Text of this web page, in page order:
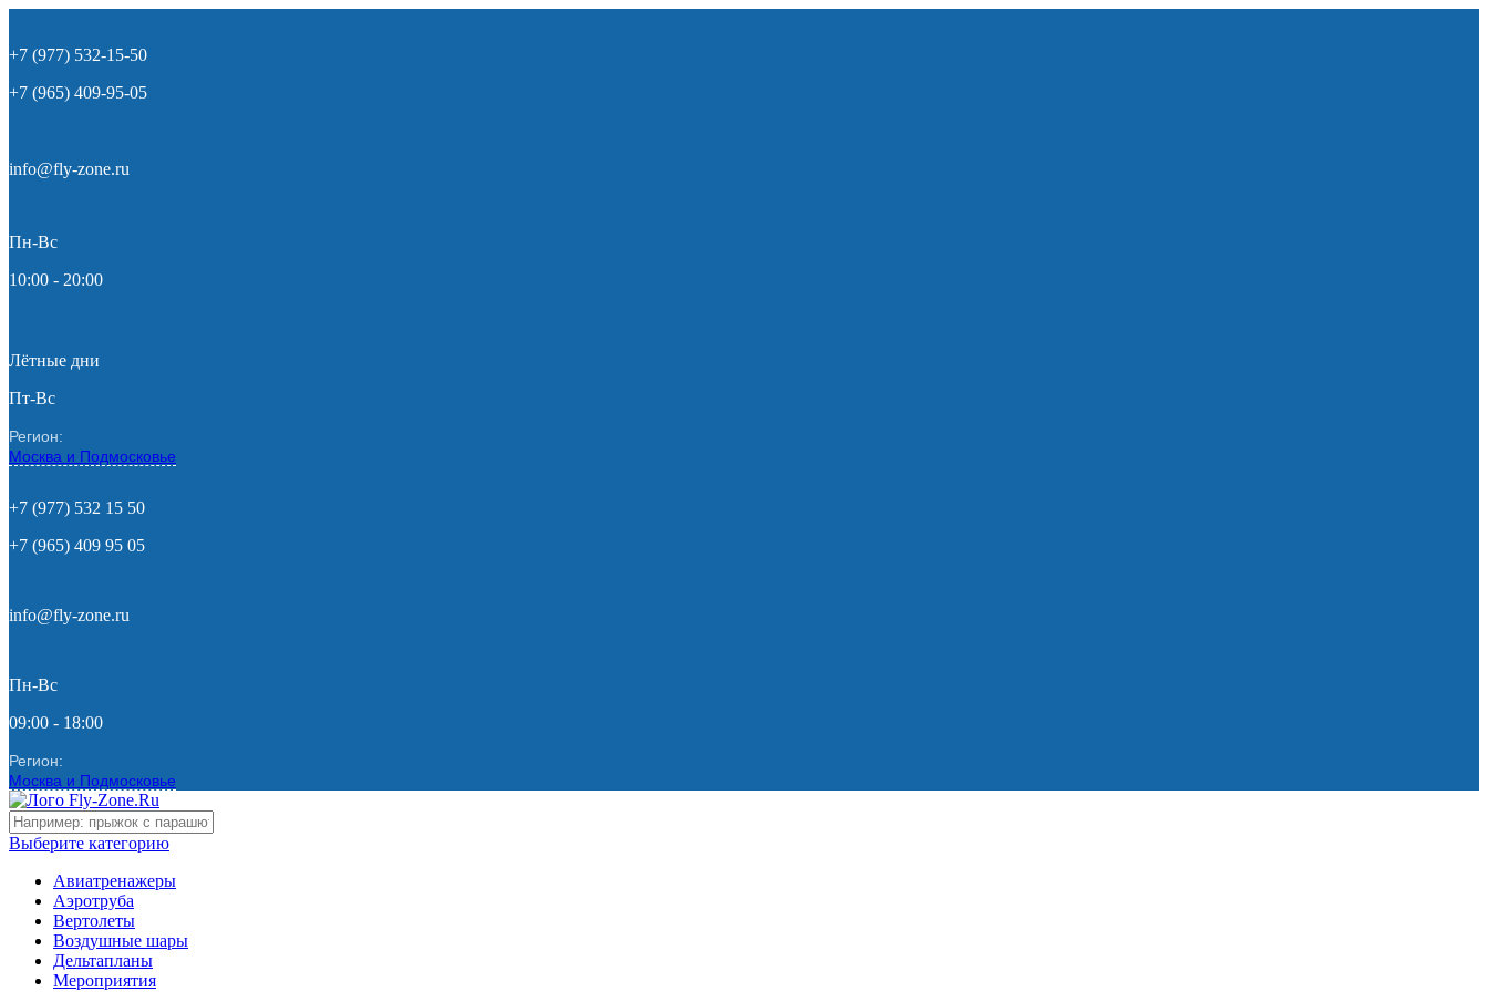
+7 (977) 532-15-50
+7 (965) 409-95-05
info@fly-zone.ru
Пн-Вс
10:00 - 20:00
Лётные дни
Пт-Вс
Регион:
Москва и Подмосковье
+7 (977) 532 15 50
+7 (965) 409 95 05
info@fly-zone.ru
Пн-Вс
09:00 - 18:00
Регион:
Москва и Подмосковье
Выберите категорию
Авиатренажеры
Аэротруба
Вертолеты
Воздушные шары
Дельтапланы
Мероприятия